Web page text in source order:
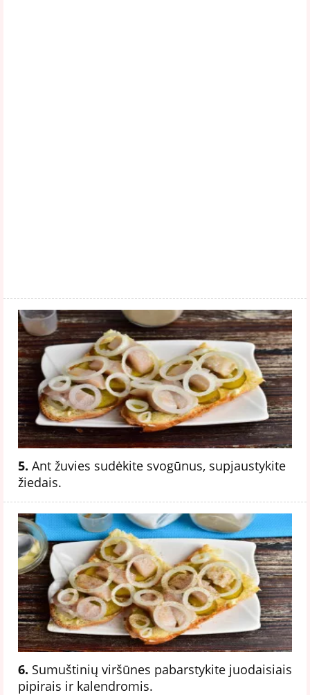
5. Ant žuvies sudėkite svogūnus, supjaustykite
žiedais.
6. Sumuštinių viršūnes pabarstykite juodaisiais
pipirais ir kalendromis.